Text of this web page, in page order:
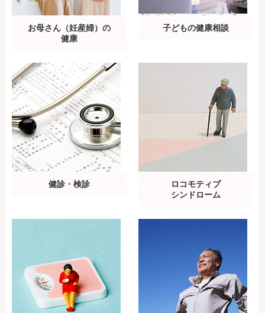
お母さん（妊産婦）の
健康
子どもの健康相談
健診・検診
ロコモティブ
シンドローム